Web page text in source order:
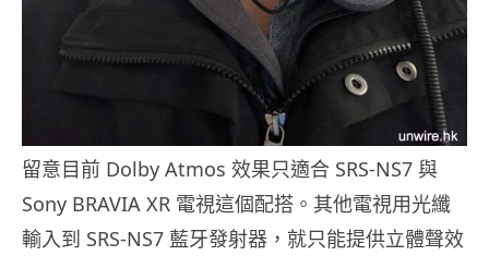
留意目前 Dolby Atmos 效果只適合 SRS-NS7 與
Sony BRAVIA XR 電視這個配搭。其他電視用光纖
輸入到 SRS-NS7 藍牙發射器，就只能提供立體聲效